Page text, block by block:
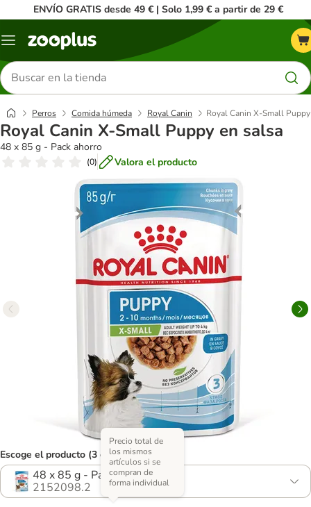
ENVÍO GRATIS desde 49 € | Solo 1,99 € a partir de 29 €
Menú
Buscar
productos
Perros Comida húmeda Royal Canin Royal Canin X-Small
Royal Canin X-Small Puppy en salsa
48 x 85 g - Pack ahorro
(0) Valora el producto
Escoge el producto (3 opciones)
48 x 85 g - Pack ahorro
2152098.2
Precio total de
los mismos
artículos si se
compran de
forma individual